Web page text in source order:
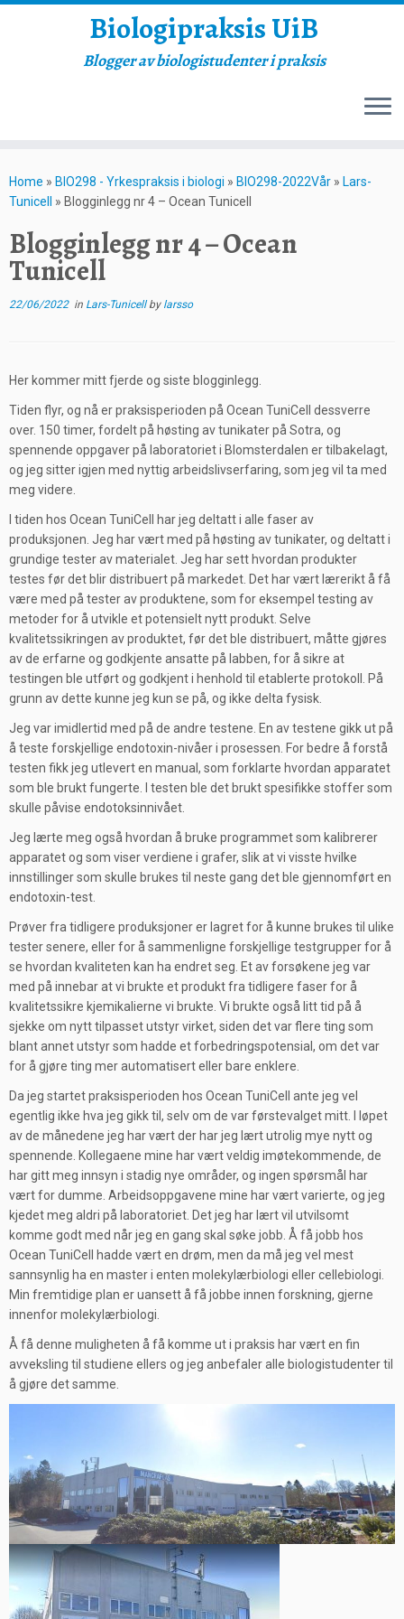
to
content
Biologipraksis UiB
Blogger av biologistudenter i praksis
Home » BIO298 - Yrkespraksis i biologi » BIO298-2022Vår » Lars-
Tunicell
» Blogginlegg nr 4 – Ocean Tunicell
Blogginlegg nr 4 – Ocean
Tunicell
22/06/2022in Lars-Tunicellby larsso
Her kommer mitt fjerde og siste blogginlegg.
Tiden flyr, og nå er praksisperioden på Ocean TuniCell dessverre
over. 150 timer, fordelt på høsting av tunikater på Sotra, og
spennende oppgaver på laboratoriet i Blomsterdalen er tilbakelagt,
og jeg sitter igjen med nyttig arbeidslivserfaring, som jeg vil ta med
meg videre.
I tiden hos Ocean TuniCell har jeg deltatt i alle faser av
produksjonen. Jeg har vært med på høsting av tunikater, og deltatt i
grundige tester av materialet. Jeg har sett hvordan produkter
testes før det blir distribuert på markedet. Det har vært lærerikt å få
være med på tester av produktene, som for eksempel testing av
metoder for å utvikle et potensielt nytt produkt. Selve
kvalitetssikringen av produktet, før det ble distribuert, måtte gjøres
av de erfarne og godkjente ansatte på labben, for å sikre at
testingen ble utført og godkjent i henhold til etablerte protokoll. På
grunn av dette kunne jeg kun se på, og ikke delta fysisk.
Jeg var imidlertid med på de andre testene. En av testene gikk ut på
å teste forskjellige endotoxin-nivåer i prosessen. For bedre å forstå
testen fikk jeg utlevert en manual, som forklarte hvordan apparatet
som ble brukt fungerte. I testen ble det brukt spesifikke stoffer som
skulle påvise endotoksinnivået.
Jeg lærte meg også hvordan å bruke programmet som kalibrerer
apparatet og som viser verdiene i grafer, slik at vi visste hvilke
innstillinger som skulle brukes til neste gang det ble gjennomført en
endotoxin-test.
Prøver fra tidligere produksjoner er lagret for å kunne brukes til ulike
tester senere, eller for å sammenligne forskjellige testgrupper for å
se hvordan kvaliteten kan ha endret seg. Et av forsøkene jeg var
med på innebar at vi brukte et produkt fra tidligere faser for å
kvalitetssikre kjemikalierne vi brukte. Vi brukte også litt tid på å
sjekke om nytt tilpasset utstyr virket, siden det var flere ting som
blant annet utstyr som hadde et forbedringspotensial, om det var
for å gjøre ting mer automatisert eller bare enklere.
Da jeg startet praksisperioden hos Ocean TuniCell ante jeg vel
egentlig ikke hva jeg gikk til, selv om de var førstevalget mitt. I løpet
av de månedene jeg har vært der har jeg lært utrolig mye nytt og
spennende. Kollegaene mine har vært veldig imøtekommende, de
har gitt meg innsyn i stadig nye områder, og ingen spørsmål har
vært for dumme. Arbeidsoppgavene mine har vært varierte, og jeg
kjedet meg aldri på laboratoriet. Det jeg har lært vil utvilsomt
komme godt med når jeg en gang skal søke jobb. Å få jobb hos
Ocean TuniCell hadde vært en drøm, men da må jeg vel mest
sannsynlig ha en master i enten molekylærbiologi eller cellebiologi.
Min fremtidige plan er uansett å få jobbe innen forskning, gjerne
innenfor molekylærbiologi.
Å få denne muligheten å få komme ut i praksis har vært en fin
avveksling til studiene ellers og jeg anbefaler alle biologistudenter til
å gjøre det samme.